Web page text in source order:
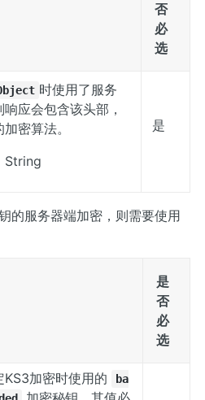
否
必
选
时使用了服务
应会包含该头部，
密算法。
String
是
的服务器端加密，则需要使用
是
否
必
选
KS3加密时使用的
ba